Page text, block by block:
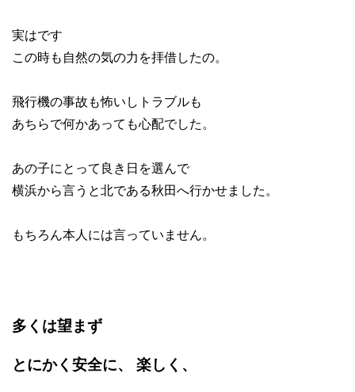
実はです
この時も自然の気の力を拝借したの。
飛行機の事故も怖いしトラブルも
あちらで何かあっても心配でした。
あの子にとって良き日を選んで
横浜から言うと北である秋田へ行かせました。
もちろん本人には言っていません。
多くは望まず
とにかく安全に、 楽しく、